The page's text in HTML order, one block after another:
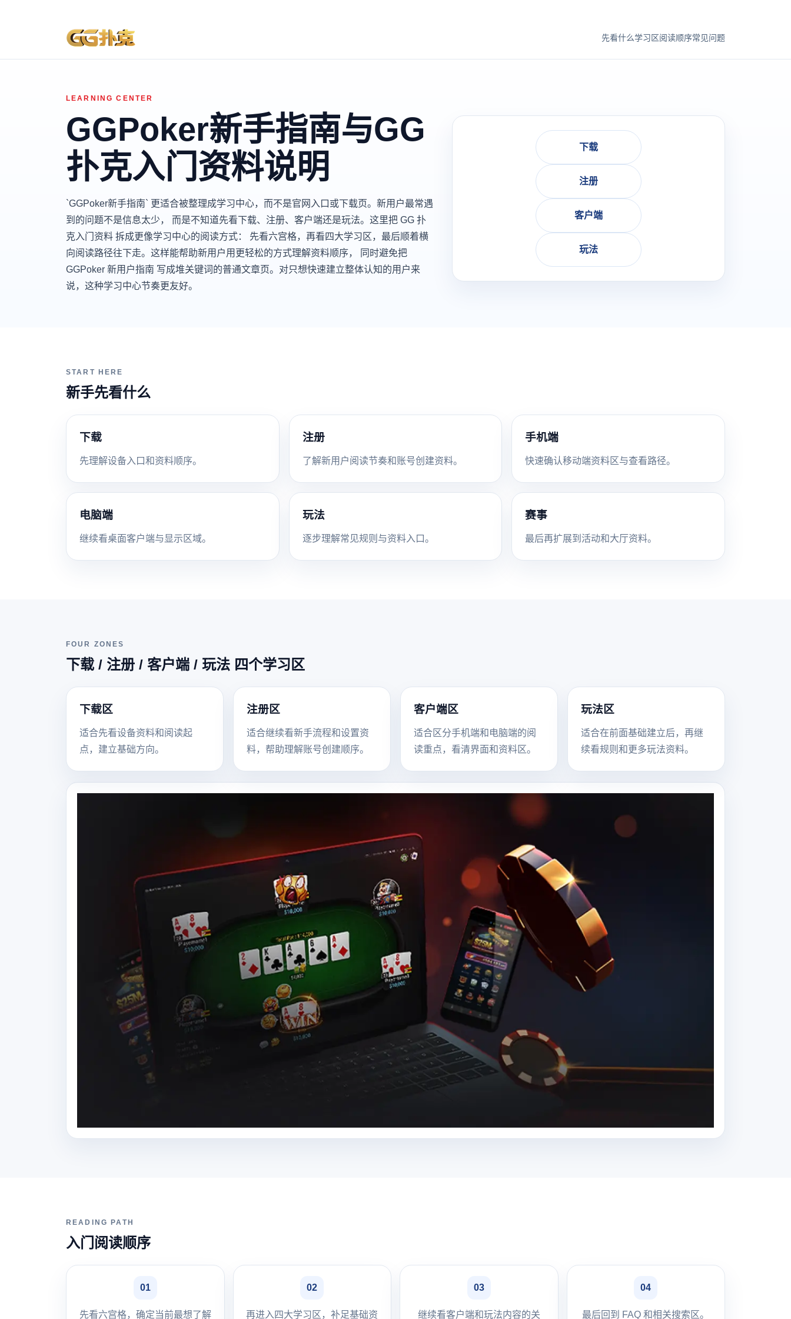
先看什么学习区阅读顺序常见问题
LEARNING CENTER
GGPoker新手指南与GG
扑克入门资料说明
`GGPoker新手指南` 更适合被整理成学习中心，而不是官网入口或下载页。新用户最常遇
到的问题不是信息太少， 而是不知道先看下载、注册、客户端还是玩法。这里把 GG 扑
克入门资料 拆成更像学习中心的阅读方式： 先看六宫格，再看四大学习区，最后顺着横
向阅读路径往下走。这样能帮助新用户用更轻松的方式理解资料顺序， 同时避免把
GGPoker 新用户指南 写成堆关键词的普通文章页。对只想快速建立整体认知的用户来
说，这种学习中心节奏更友好。
下载
注册
客户端
玩法
START HERE
新手先看什么
下载
先理解设备入口和资料顺序。
注册
了解新用户阅读节奏和账号创建资料。
手机端
快速确认移动端资料区与查看路径。
电脑端
继续看桌面客户端与显示区域。
玩法
逐步理解常见规则与资料入口。
赛事
最后再扩展到活动和大厅资料。
FOUR ZONES
下载 / 注册 / 客户端 / 玩法 四个学习区
下载区
适合先看设备资料和阅读起
点，建立基础方向。
注册区
适合继续看新手流程和设置资
料，帮助理解账号创建顺序。
客户端区
适合区分手机端和电脑端的阅
读重点，看清界面和资料区。
玩法区
适合在前面基础建立后，再继
续看规则和更多玩法资料。
READING PATH
入门阅读顺序
01
先看六宫格，确定当前最想了解
02
再进入四大学习区，补足基础资
03
继续看客户端和玩法内容的关
04
最后回到 FAQ 和相关搜索区。